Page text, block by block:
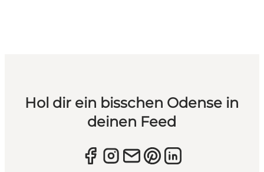
Hol dir ein bisschen Odense in
deinen Feed